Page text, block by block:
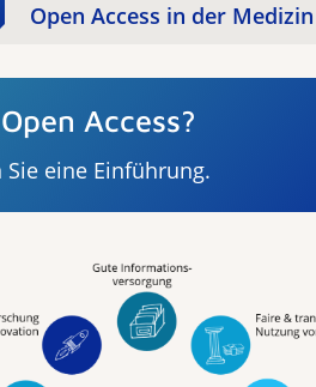
Open Access in der
Access?
eine Einführung.